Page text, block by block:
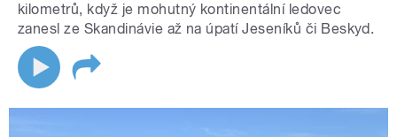
kilometrů, když je mohutný kontinentální ledovec
zanesl ze Skandinávie až na úpatí Jeseníků či Beskyd.